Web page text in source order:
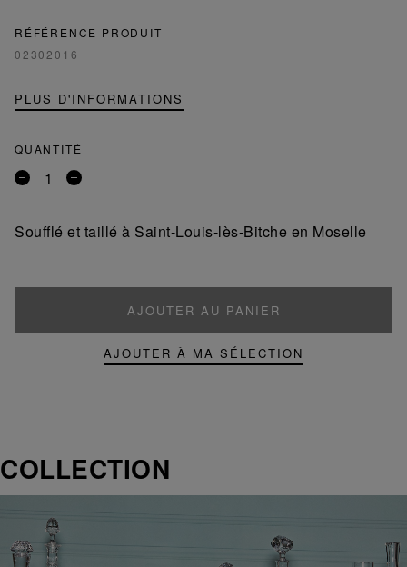
RÉFÉRENCE PRODUIT
02302016
PLUS D'INFORMATIONS
QUANTITÉ
Retirer
Ajouter
Soufflé et taillé à Saint-Louis-lès-Bitche en Moselle
AJOUTER AU PANIER
AJOUTER À MA SÉLECTION
COLLECTION